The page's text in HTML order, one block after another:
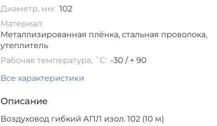
Диаметр, мм: 102
Материал:
Металлизированная плёнка, стальная проволока,
утеплитель
Рабочая температура, ˚С: -30 / + 90
Все характеристики
Описание
Воздуховод гибкий АПЛ изол. 102 (10 м)